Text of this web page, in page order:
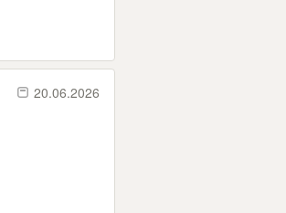
20.06.2026